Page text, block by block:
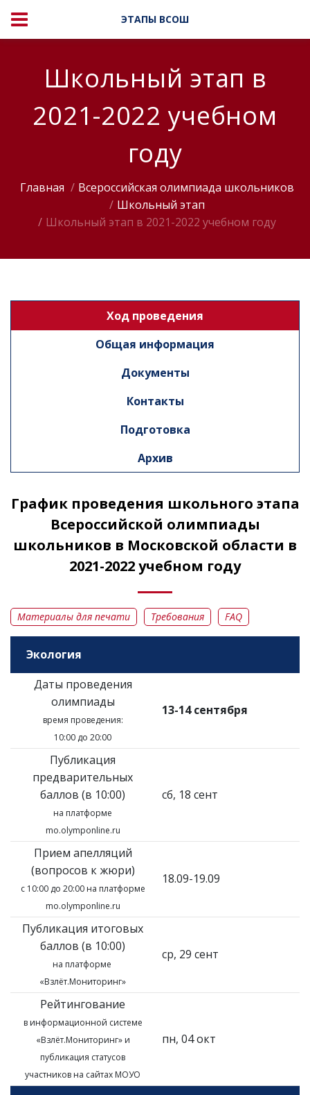
ЭТАПЫ ВСОШ
Школьный этап в
2021-2022 учебном
году
Главная
Всероссийская олимпиада школьников
Школьный этап
Школьный этап в 2021-2022 учебном году
Ход проведения
Общая информация
Документы
Контакты
Подготовка
Архив
График проведения школьного этапа
Всероссийской олимпиады
школьников в Московской области в
2021-2022 учебном году
Материалы для печати Требования FAQ
Экология
Даты проведения
олимпиады
время проведения:
10:00 до 20:00
13-14 сентября
Публикация
предварительных
баллов (в 10:00)
на платформе
mo.olymponline.ru
сб, 18 сент
Прием апелляций
(вопросов к жюри)
с 10:00 до 20:00 на платформе
mo.olymponline.ru
18.09-19.09
Публикация итоговых
баллов (в 10:00)
на платформе
«Взлёт.Мониторинг»
ср, 29 сент
Рейтингование
в информационной системе
«Взлёт.Мониторинг» и
публикация статусов
участников на сайтах МОУО
пн, 04 окт